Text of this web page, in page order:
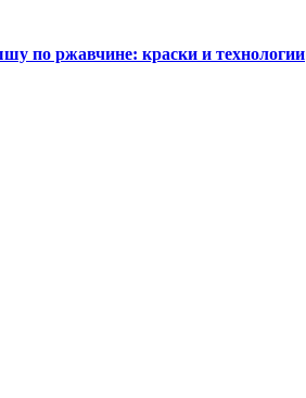
по ржавчине: краски и технологии